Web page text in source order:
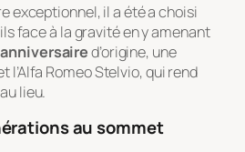
exceptionnel, il a été a choisi
face à la gravité en y amenant
d’origine, une
l’Alfa Romeo Stelvio, qui rend
lieu.
au sommet